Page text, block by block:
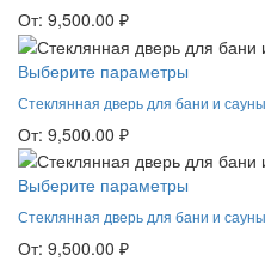
От: 9,500.00 ₽
Выберите параметры
Стеклянная дверь для бани и
От: 9,500.00 ₽
Выберите параметры
Стеклянная дверь для бани и
От: 9,500.00 ₽